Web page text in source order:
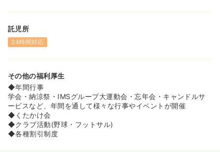
託児所
24時間対応
その他の福利厚生
◆年間行事
学会・納涼祭・IMSグループ大運動会・忘年会・キャンドルサ
ービスなど、年間を通して様々な行事やイベントが開催
◆くたかけ会
◆クラブ活動(野球・フットサル)
◆各種割引制度